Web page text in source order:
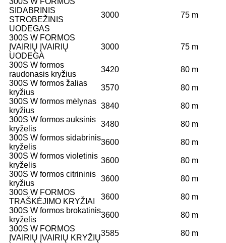
SIDABRINIS
STROBEŽINIS
UODEGAS
3000 75 m
300S W FORMOS
ĮVAIRIŲ ĮVAIRIŲ
UODEGA
3000 75 m
300S W formos
raudonasis kryžius
3420
80 m
300S W formos žalias
kryžius
3570
80 m
300S W formos mėlynas
kryžius
3840
80 m
300S W formos auksinis
kryželis
3480
80 m
300S W formos sidabrinis
kryželis
3600
80 m
300S W formos violetinis
kryželis
3600
80 m
300S W formos citrininis
kryžius
3600
80 m
300S W FORMOS
TRAŠKĖJIMO KRYŽIAI
3600
80 m
300S W formos brokatinis
kryželis
3600
80 m
300S W FORMOS
ĮVAIRIŲ ĮVAIRIŲ KRYŽIŲ
3585 80 m